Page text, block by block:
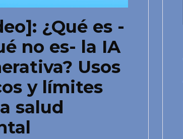
¿Qué es -
no es- la IA
Usos
y límites
salud